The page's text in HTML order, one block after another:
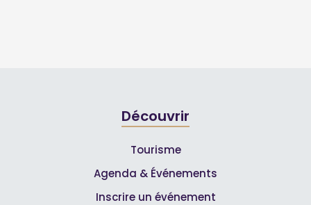
Découvrir
Tourisme
Agenda & Événements
Inscrire un événement